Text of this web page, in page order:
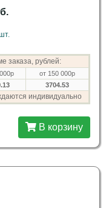
заказа, рублей:
от 150 000р
3704.53
индивидуально
В корзину